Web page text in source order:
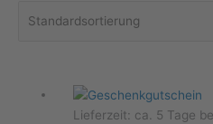
Lieferzeit: ca. 5 Tage